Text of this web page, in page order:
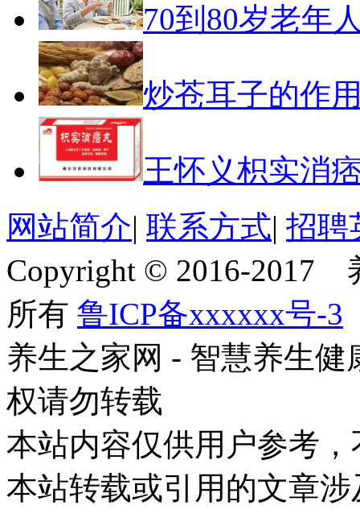
70到80岁老年
炒苍耳子的作
王怀义枳实消
网站简介| 联系方式| 招聘
Copyright © 2016-2017
所有 鲁ICP备xxxxxx号-3
养生之家网 - 智慧养生
权请勿转载
本站内容仅供用户参考
本站转载或引用的文章